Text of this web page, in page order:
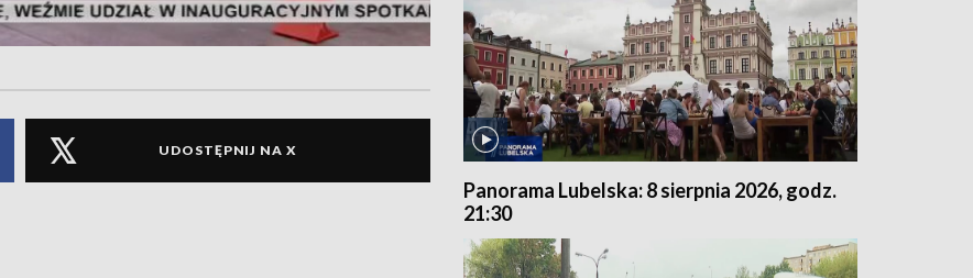
UDOSTĘPNIJ NA X
Panorama Lubelska: 8 sierpnia 2026, godz.
21:30